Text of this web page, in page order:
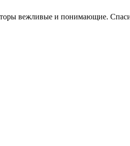
вежливые и понимающие.